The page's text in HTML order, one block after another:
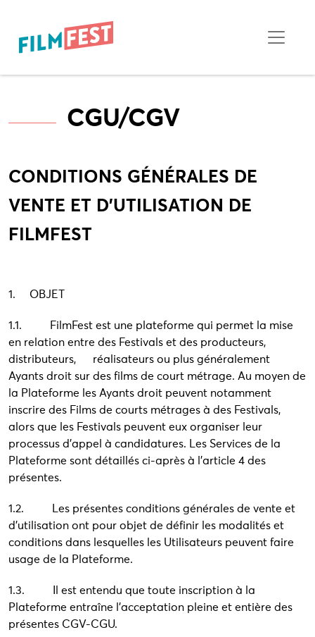
CGU/CGV
CONDITIONS GÉNÉRALES DE
VENTE ET D’UTILISATION DE
FILMFEST
1. OBJET
1.1. FilmFest est une plateforme qui permet la mise
en relation entre des Festivals et des producteurs,
distributeurs, réalisateurs ou plus généralement
Ayants droit sur des films de court métrage. Au moyen de
la Plateforme les Ayants droit peuvent notamment
inscrire des Films de courts métrages à des Festivals,
alors que les Festivals peuvent eux organiser leur
processus d’appel à candidatures. Les Services de la
Plateforme sont détaillés ci-après à l’article 4 des
présentes.
1.2. Les présentes conditions générales de vente et
d’utilisation ont pour objet de définir les modalités et
conditions dans lesquelles les Utilisateurs peuvent faire
usage de la Plateforme.
1.3. Il est entendu que toute inscription à la
Plateforme entraîne l’acceptation pleine et entière des
présentes CGV-CGU.